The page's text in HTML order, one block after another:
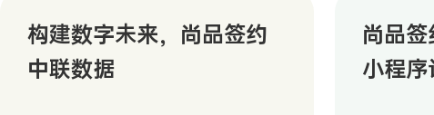
构建数字未来，尚品签约
中联数据
尚品
小程